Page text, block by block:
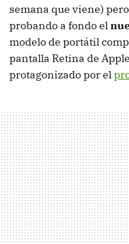
semana que viene)
probando a fondo el
modelo de portátil
pantalla Retina de
protagonizado por el